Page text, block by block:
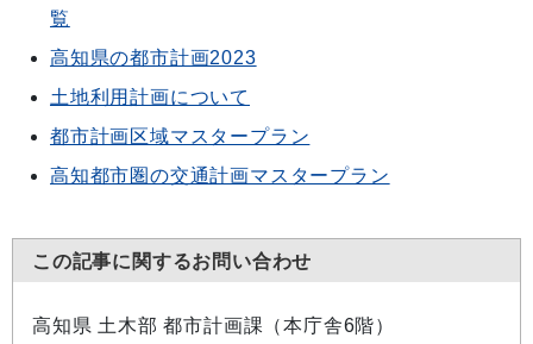
覧
高知県の都市計画2023
土地利用計画について
都市計画区域マスタープラン
高知都市圏の交通計画マスタープラン
この記事に関するお問い合わせ
高知県 土木部 都市計画課（本庁舎6階）